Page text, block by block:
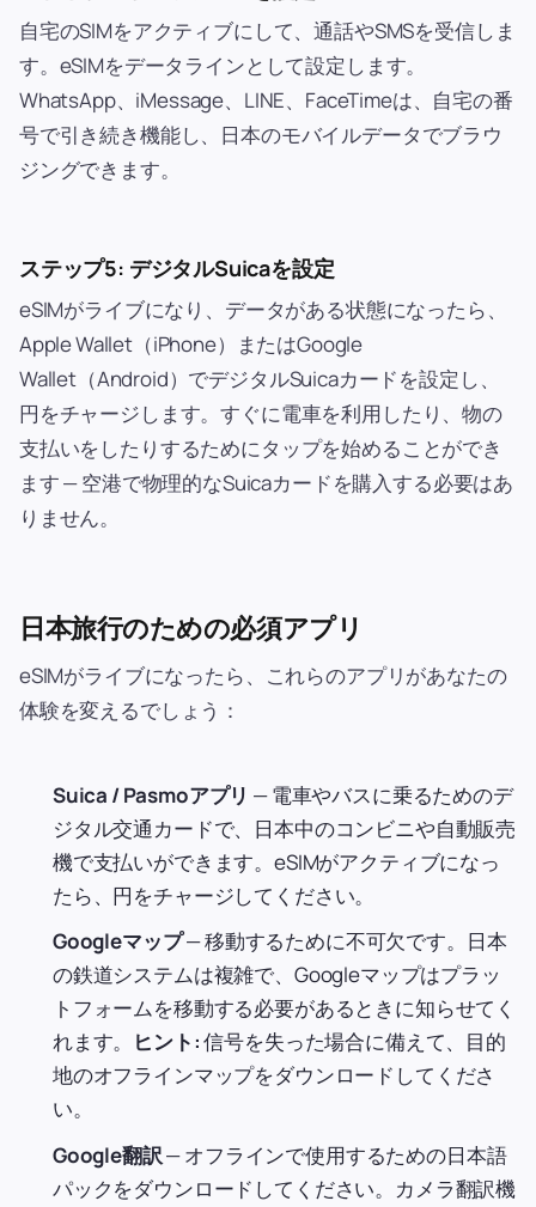
自宅のSIMをアクティブにして、通話やSMSを受信しま
す。eSIMをデータラインとして設定します。
WhatsApp、iMessage、LINE、FaceTimeは、自宅の番
号で引き続き機能し、日本のモバイルデータでブラウ
ジングできます。
ステップ5: デジタルSuicaを設定
eSIMがライブになり、データがある状態になったら、
Apple Wallet（iPhone）またはGoogle
Wallet（Android）でデジタルSuicaカードを設定し、
円をチャージします。すぐに電車を利用したり、物の
支払いをしたりするためにタップを始めることができ
ます — 空港で物理的なSuicaカードを購入する必要はあ
りません。
日本旅行のための必須アプリ
eSIMがライブになったら、これらのアプリがあなたの
体験を変えるでしょう：
Suica / Pasmoアプリ — 電車やバスに乗るためのデ
ジタル交通カードで、日本中のコンビニや自動販売
機で支払いができます。eSIMがアクティブになっ
たら、円をチャージしてください。
Googleマップ— 移動するために不可欠です。日本
の鉄道システムは複雑で、Googleマップはプラッ
トフォームを移動する必要があるときに知らせてく
れます。
ヒント:信号を失った場合に備えて、目的
地のオフラインマップをダウンロードしてくださ
い。
Google翻訳— オフラインで使用するための日本語
パックをダウンロードしてください。カメラ翻訳機